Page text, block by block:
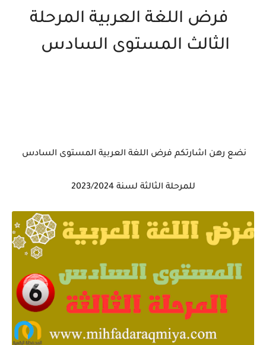
فرض اللغة العربية المرحلة
الثالث المستوى السادس
نضع رهن اشارتكم فرض اللغة العربية المستوى السادس
للمرحلة الثالثة لسنة 2023/2024